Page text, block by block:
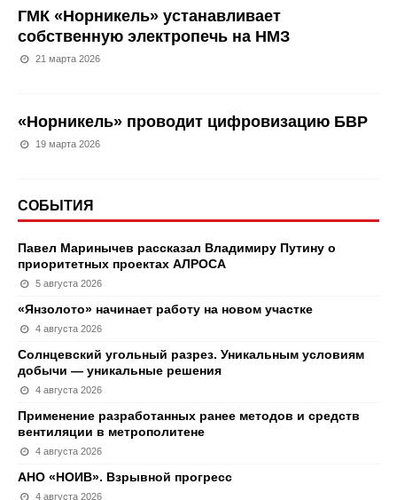
ГМК «Норникель» устанавливает
собственную электропечь на НМЗ
21 марта 2026
«Норникель» проводит цифровизацию БВР
19 марта 2026
СОБЫТИЯ
Павел Маринычев рассказал Владимиру Путину о
приоритетных проектах АЛРОСА
5 августа 2026
«Янзолото» начинает работу на новом участке
4 августа 2026
Солнцевский угольный разрез. Уникальным условиям
добычи — уникальные решения
4 августа 2026
Применение разработанных ранее методов и средств
вентиляции в метрополитене
4 августа 2026
АНО «НОИВ». Взрывной прогресс
4 августа 2026